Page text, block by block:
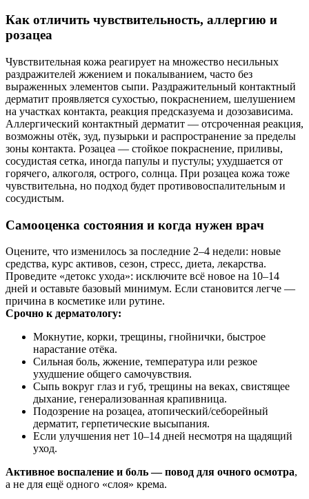
Как отличить чувствительность, аллергию и
розацеа
Чувствительная кожа реагирует на множество несильных
раздражителей жжением и покалыванием, часто без
выраженных элементов сыпи. Раздражительный контактный
дерматит проявляется сухостью, покраснением, шелушением
на участках контакта, реакция предсказуема и дозозависима.
Аллергический контактный дерматит — отсроченная реакция,
возможны отёк, зуд, пузырьки и распространение за пределы
зоны контакта. Розацеа — стойкое покраснение, приливы,
сосудистая сетка, иногда папулы и пустулы; ухудшается от
горячего, алкоголя, острого, солнца. При розацеа кожа тоже
чувствительна, но подход будет противовоспалительным и
сосудистым.
Самооценка состояния и когда нужен врач
Оцените, что изменилось за последние 2–4 недели: новые
средства, курс активов, сезон, стресс, диета, лекарства.
Проведите «детокс ухода»: исключите всё новое на 10–14
дней и оставьте базовый минимум. Если становится легче —
причина в косметике или рутине.
Срочно к дерматологу:
Мокнутие, корки, трещины, гнойнички, быстрое
нарастание отёка.
Сильная боль, жжение, температура или резкое
ухудшение общего самочувствия.
Сыпь вокруг глаз и губ, трещины на веках, свистящее
дыхание, генерализованная крапивница.
Подозрение на розацеа, атопический/себорейный
дерматит, герпетические высыпания.
Если улучшения нет 10–14 дней несмотря на щадящий
уход.
Активное воспаление и боль — повод для очного осмотра,
а не для ещё одного «слоя» крема.